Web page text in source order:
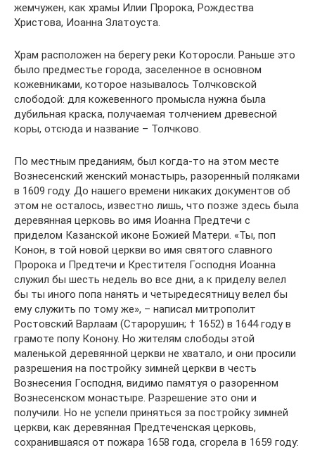
жемчужен, как храмы Илии Пророка, Рождества
Христова, Иоанна Златоуста.
Храм расположен на берегу реки Которосли. Раньше это
было предместье города, заселенное в основном
кожевниками, которое называлось Толчковской
слободой: для кожевенного промысла нужна была
дубильная краска, получаемая толчением древесной
коры, отсюда и название – Толчково.
По местным преданиям, был когда-то на этом месте
Вознесенский женский монастырь, разоренный поляками
в 1609 году. До нашего времени никаких документов об
этом не осталось, известно лишь, что позже здесь была
деревянная церковь во имя Иоанна Предтечи с
приделом Казанской иконе Божией Матери. «Ты, поп
Конон, в той новой церкви во имя святого славного
Пророка и Предтечи и Крестителя Господня Иоанна
служил бы шесть недель во все дни, а к приделу велел
бы ты иного попа нанять и четыредесятницу велел бы
ему служить по тому же», – написал митрополит
Ростовский Варлаам (Старорушин; † 1652) в 1644 году в
грамоте попу Конону. Но жителям слободы этой
маленькой деревянной церкви не хватало, и они просили
разрешения на постройку зимней церкви в честь
Вознесения Господня, видимо памятуя о разоренном
Вознесенском монастыре. Разрешение это они и
получили. Но не успели приняться за постройку зимней
церкви, как деревянная Предтеченская церковь,
сохранившаяся от пожара 1658 года, сгорела в 1659 году: